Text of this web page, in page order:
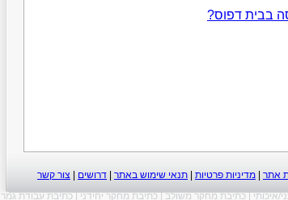
בבית דפוס?
אתר מדיניות פרטיות תנאי שימוש באתר דרושים
צור קשר
איכותי|כתיבת מחקר משולב|כתיבת מחקר יחידני|כתיבת עבודת גמר